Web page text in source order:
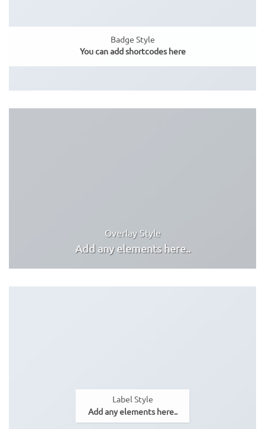
Badge Style
You can add shortcodes here
Overlay Style
Add any elements here..
Label Style
Add any elements here..